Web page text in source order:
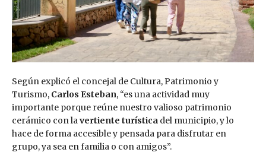
Según explicó el concejal de Cultura, Patrimonio y
Turismo, Carlos Esteban, “es una actividad muy
importante porque reúne nuestro valioso patrimonio
cerámico con lavertiente turística del municipio, y lo
hace de forma accesible y pensada para disfrutar en
grupo, ya sea en familia o con amigos”.